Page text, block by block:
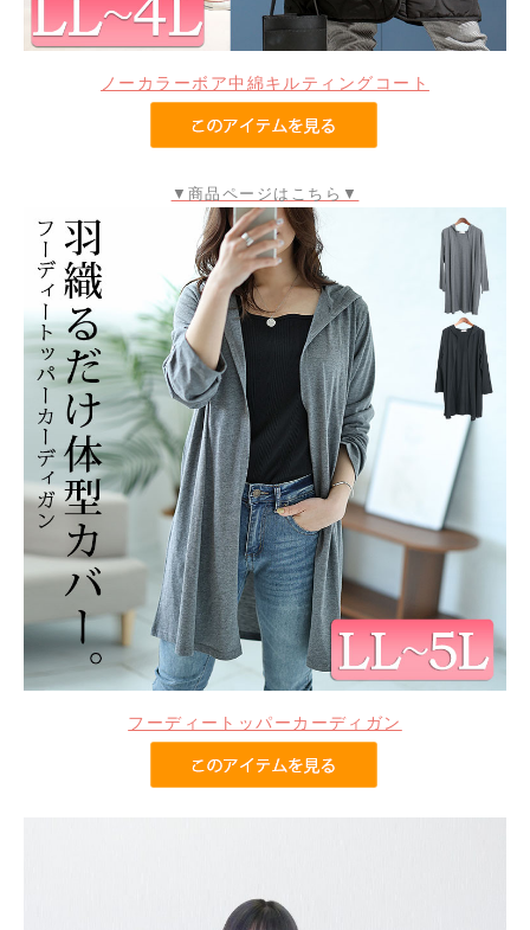
ノーカラーボア中綿キルティングコート
▼商品ページはこちら▼
フーディートッパーカーディガン